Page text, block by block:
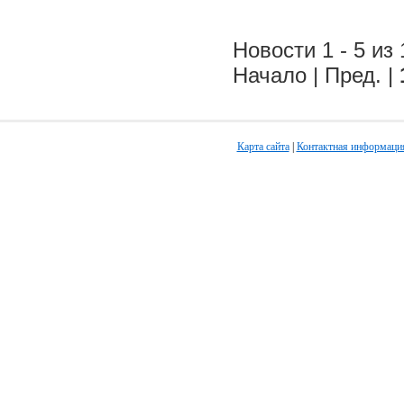
Новости 1 - 5 из
Начало | Пред. |
Карта сайта| Контактная